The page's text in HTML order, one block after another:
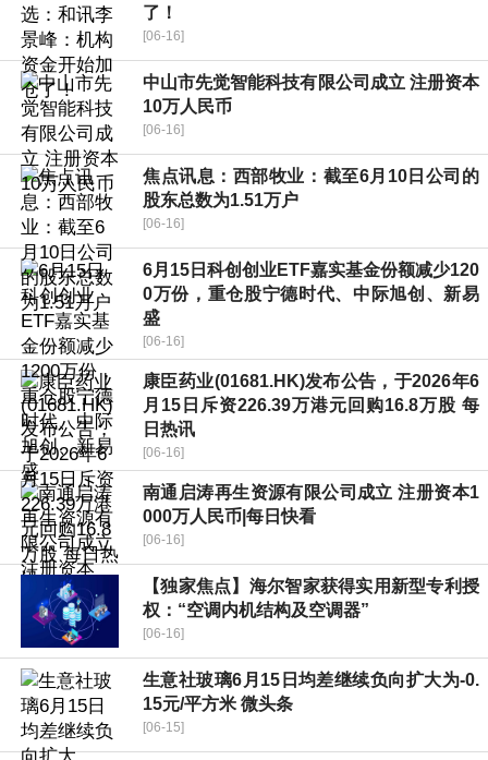
了！
[06-16]
中山市先觉智能科技有限公司成立 注册资本
10万人民币
[06-16]
焦点讯息：西部牧业：截至6月10日公司的
股东总数为1.51万户
[06-16]
6月15日科创创业ETF嘉实基金份额减少120
0万份，重仓股宁德时代、中际旭创、新易
盛
[06-16]
康臣药业(01681.HK)发布公告，于2026年6
月15日斥资226.39万港元回购16.8万股 每
日热讯
[06-16]
南通启涛再生资源有限公司成立 注册资本1
000万人民币|每日快看
[06-16]
【独家焦点】海尔智家获得实用新型专利授
权：“空调内机结构及空调器”
[06-16]
生意社玻璃6月15日均差继续负向扩大为-0.
15元/平方米 微头条
[06-15]